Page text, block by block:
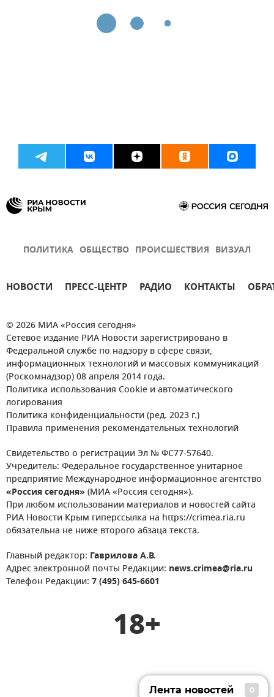
ПОЛИТИКА ОБЩЕСТВО ПРОИСШЕСТВИЯ ВИЗУАЛ
НОВОСТИ ПРЕСС-ЦЕНТР РАДИО КОНТАКТЫ
© 2026 МИА «Россия сегодня»
Сетевое издание РИА Новости зарегистрировано в
Федеральной службе по надзору в сфере связи,
информационных технологий и массовых коммуникаций
(Роскомнадзор) 08 апреля 2014 года.
Политика использования Cookie и автоматического
логирования
Политика конфиденциальности (ред. 2023 г.)
Правила применения рекомендательных технологий
Свидетельство о регистрации Эл № ФС77-57640.
Учредитель: Федеральное государственное унитарное
предприятие Международное информационное агентство
«Россия сегодня» (МИА «Россия сегодня»).
При любом использовании материалов и новостей сайта
РИА Новости Крым гиперссылка на https://crimea.ria.ru
обязательна не ниже второго абзаца текста.
Главный редактор: Гаврилова А.В.
Адрес электронной почты Редакции: news.crimea@ria.ru
Телефон Редакции: 7 (495) 645-6601
18+
Лента новостей 0